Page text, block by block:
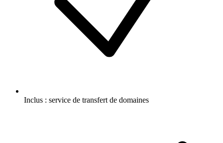
Inclus : service de transfert de domaines